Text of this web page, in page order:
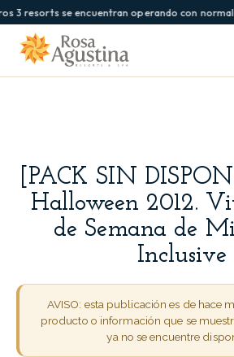
3 resorts se encuentran operando con
[PACK SIN
Halloween 2012.
de Semana de
Inclusive
AVISO: esta publicación es de hace
producto o información que se
ya no se encuentre